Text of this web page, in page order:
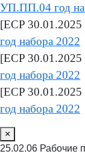
УП.ПП.04 год
[ECP 30.01.2025
год набора 2022
[ECP 30.01.2025
год набора 2022
[ECP 30.01.2025
год набора 2022
×
25.02.06 Рабочие